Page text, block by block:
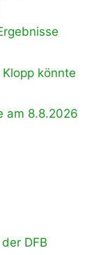
könnte
am 8.8.2026
DFB